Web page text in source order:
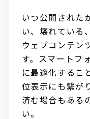
いつ公開された
い、壊れている
ウェブコンテン
す。スマートフ
に最適化するこ
位表示にも繋が
済む場合もある
い。